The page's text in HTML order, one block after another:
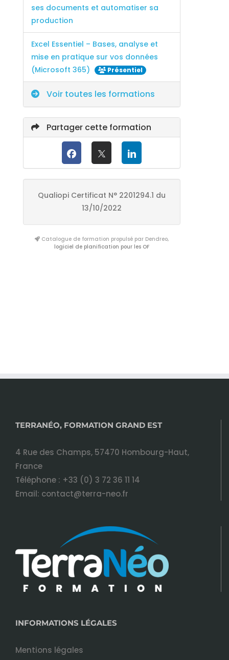
ses documents et automatiser sa
production
Excel Essentiel – Bases, analyse et
mise en pratique sur vos données
(Microsoft 365)
Présentiel
Voir toutes les formations
Partager cette formation
Qualiopi Certificat N° 2201294.1 du
13/10/2022
Catalogue de formation propulsé par Dendreo,
logiciel de planification pour les OF
TERRANÉO, FORMATION GRAND EST
4 Rue des Champs, 57470 Hombourg-Haut,
France
Téléphone : +33 (0) 3 72 36 11 14
Email: contact@terra-neo.fr
INFORMATIONS LÉGALES
Mentions légales